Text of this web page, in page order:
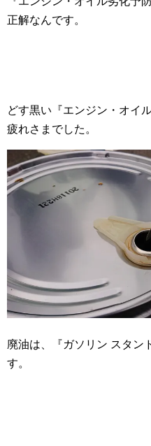
正解なんです。
どす黒い『エンジン・オイ
疲れさまでした。
廃油は、『ガソリン スタン
す。